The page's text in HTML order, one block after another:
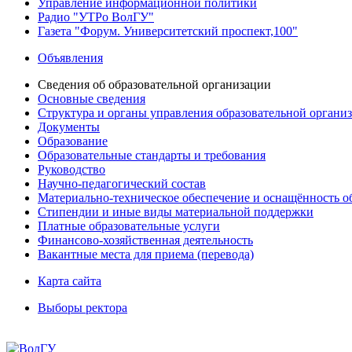
Управление информационной политики
Радио "УТРо ВолГУ"
Газета "Форум. Университетский проспект,100"
Объявления
Сведения об образовательной организации
Основные сведения
Структура и органы управления образовательной
Документы
Образование
Образовательные стандарты и требования
Руководство
Научно-педагогический состав
Материально-техническое обеспечение и оснащённость
Стипендии и иные виды материальной поддержки
Платные образовательные услуги
Финансово-хозяйственная деятельность
Вакантные места для приема (перевода)
Карта сайта
Выборы ректора